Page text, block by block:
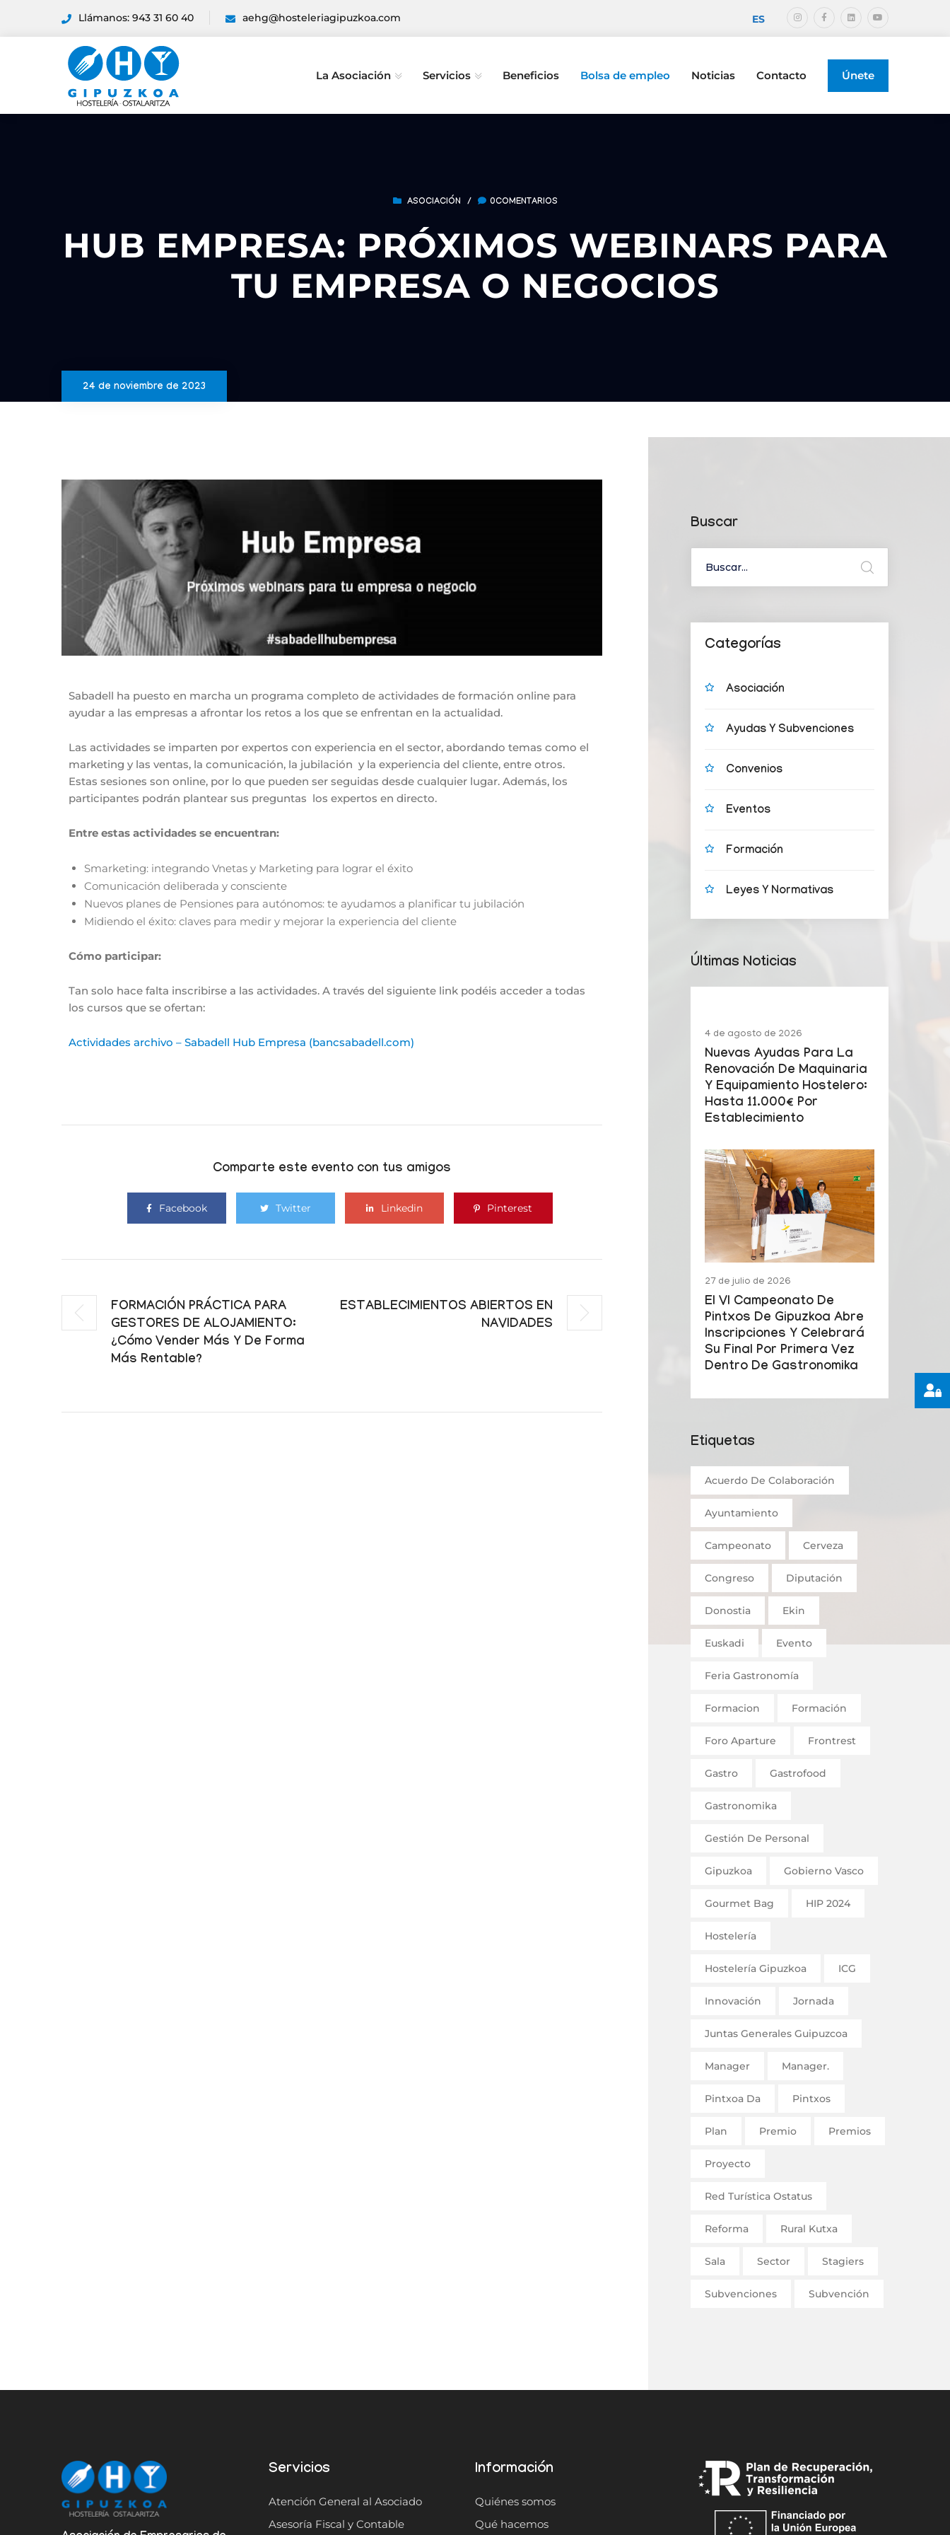
Llámanos: 943 31 60 40 aehg@hosteleriagipuzkoa.com ES
La Asociación Servicios Beneficios Bolsa de empleo Noticias Contacto Únete
ASOCIACIÓN / 0COMENTARIOS
HUB EMPRESA: PRÓXIMOS WEBINARS PARA
TU EMPRESA O NEGOCIOS
24 de noviembre de 2023
Sabadell ha puesto en marcha un programa completo de actividades de formación online para
ayudar a las empresas a afrontar los retos a los que se enfrentan en la actualidad.
Las actividades se imparten por expertos con experiencia en el sector, abordando temas como el
marketing y las ventas, la comunicación, la jubilación y la experiencia del cliente, entre otros.
Estas sesiones son online, por lo que pueden ser seguidas desde cualquier lugar. Además, los
participantes podrán plantear sus preguntas los expertos en directo.
Entre estas actividades se encuentran:
Smarketing: integrando Vnetas y Marketing para lograr el éxito
Comunicación deliberada y consciente
Nuevos planes de Pensiones para autónomos: te ayudamos a planificar tu jubilación
Midiendo el éxito: claves para medir y mejorar la experiencia del cliente
Cómo participar:
Tan solo hace falta inscribirse a las actividades. A través del siguiente link podéis acceder a todas
los cursos que se ofertan:
Actividades archivo – Sabadell Hub Empresa (bancsabadell.com)
Comparte este evento con tus amigos
Facebook Twitter Linkedin Pinterest
FORMACIÓN PRÁCTICA PARA
GESTORES DE ALOJAMIENTO:
¿Cómo Vender Más Y De Forma
Más Rentable?
ESTABLECIMIENTOS ABIERTOS EN
NAVIDADES
Buscar
Categorías
Asociación
Ayudas Y Subvenciones
Convenios
Eventos
Formación
Leyes Y Normativas
Últimas Noticias
4 de agosto de 2026
Nuevas Ayudas Para La
Renovación De Maquinaria
Y Equipamiento Hostelero:
Hasta 11.000€ Por
Establecimiento
27 de julio de 2026
El VI Campeonato De
Pintxos De Gipuzkoa Abre
Inscripciones Y Celebrará
Su Final Por Primera Vez
Dentro De Gastronomika
Etiquetas
Acuerdo De Colaboración
Ayuntamiento
Campeonato Cerveza
Congreso Diputación
Donostia Ekin
Euskadi Evento
Feria Gastronomía
Formacion Formación
Foro Aparture Frontrest
Gastro Gastrofood
Gastronomika
Gestión De Personal
Gipuzkoa Gobierno Vasco
Gourmet Bag HIP 2024
Hostelería
Hostelería Gipuzkoa ICG
Innovación Jornada
Juntas Generales Guipuzcoa
Manager Manager.
Pintxoa Da Pintxos
Plan Premio Premios
Proyecto
Red Turística Ostatus
Reforma Rural Kutxa
Sala Sector Stagiers
Subvenciones Subvención
Servicios
Atención General al Asociado
Asesoría Fiscal y Contable
Información
Quiénes somos
Qué hacemos